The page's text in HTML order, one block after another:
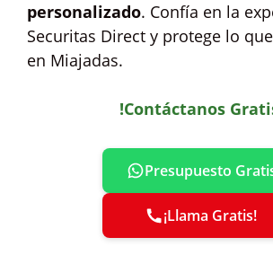
personalizado. Confía en la
Securitas Direct y protege lo
en Miajadas.
!Contáctanos
Presupuesto
¡Llama Gratis!